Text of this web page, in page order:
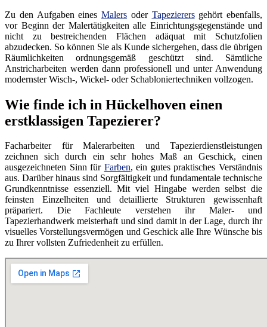
Zu den Aufgaben eines Malers oder Tapezierersgehört ebenfalls,
vor Beginn der Malertätigkeiten alle Einrichtungsgegenstände und
nicht zu bestreichenden Flächen adäquat mit Schutzfolien
abzudecken. So können Sie als Kunde sichergehen, dass die übrigen
Räumlichkeiten ordnungsgemäß geschützt sind. Sämtliche
Anstricharbeiten werden dann professionell und unter Anwendung
modernster Wisch-, Wickel- oder Schabloniertechniken vollzogen.
Wie finde ich in Hückelhoven einen
erstklassigen Tapezierer?
Facharbeiter für Malerarbeiten und Tapezierdienstleistungen
zeichnen sich durch ein sehr hohes Maß an Geschick, einen
ausgezeichneten Sinn für Farben, ein gutes praktisches Verständnis
aus. Darüber hinaus sind Sorgfältigkeit und fundamentale technische
Grundkenntnisse essenziell. Mit viel Hingabe werden selbst die
feinsten Einzelheiten und detaillierte Strukturen gewissenhaft
präpariert. Die Fachleute verstehen ihr Maler- und
Tapezierhandwerk meisterhaft und sind damit in der Lage, durch ihr
visuelles Vorstellungsvermögen und Geschick alle Ihre Wünsche bis
zu Ihrer vollsten Zufriedenheit zu erfüllen.